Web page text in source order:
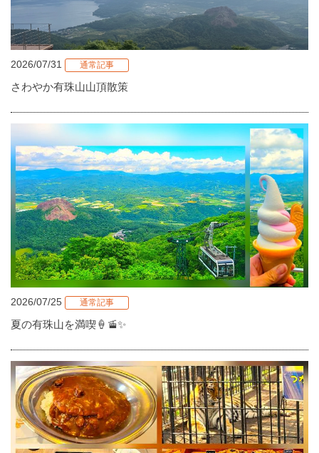
2026/07/31 通常記事
さわやか有珠山山頂散策
2026/07/25 通常記事
夏の有珠山を満喫🍦🚡✨